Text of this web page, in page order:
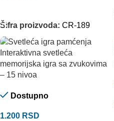
Šifra proizvoda: CR-189
Interaktivna svetleća
memorijska igra sa zvukovima
– 15 nivoa
Dostupno
1.200 RSD